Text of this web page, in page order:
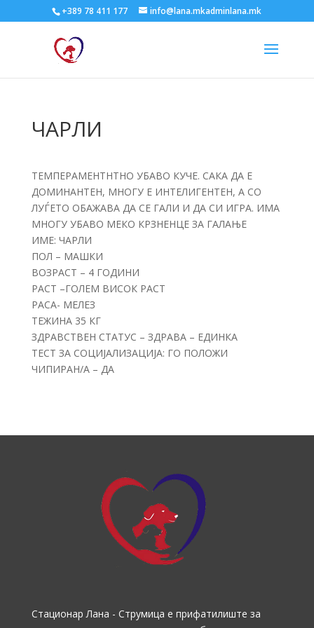
+389 78 411 177 info@lana.mkadminlana.mk
ЧАРЛИ
ТЕМПЕРАМЕНТНТНО УБАВО КУЧЕ. САКА ДА Е
ДОМИНАНТЕН, МНОГУ Е ИНТЕЛИГЕНТЕН, А СО
ЛУЃЕТО ОБАЖАВА ДА СЕ ГАЛИ И ДА СИ ИГРА. ИМА
МНОГУ УБАВО МЕКО КРЗНЕНЦЕ ЗА ГАЛАЊЕ
ИМЕ: ЧАРЛИ
ПОЛ – МАШКИ
ВОЗРАСТ – 4 ГОДИНИ
РАСТ –ГОЛЕМ ВИСОК РАСТ
РАСА- МЕЛЕЗ
ТЕЖИНА 35 КГ
ЗДРАВСТВЕН СТАТУС – ЗДРАВА – ЕДИНКА
ТЕСТ ЗА СОЦИЈАЛИЗАЦИЈА: ГО ПОЛОЖИ
ЧИПИРАН/А – ДА
Стационар Лана - Струмица е прифатилиште за